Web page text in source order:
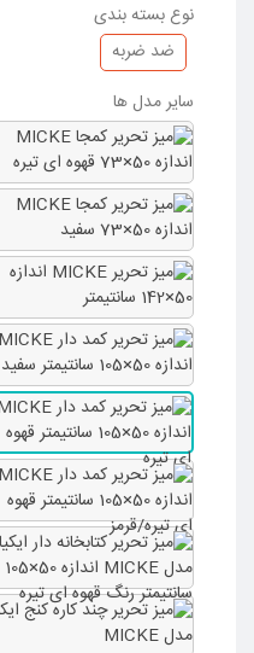
نوع بسته بندی
ضد ضربه
سایر مدل ها